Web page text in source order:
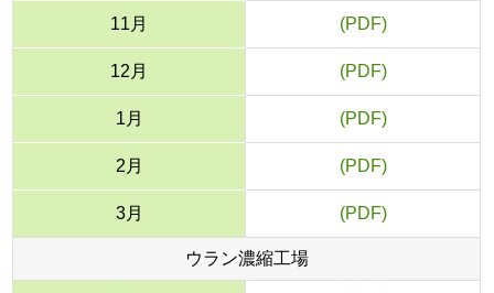
11月 ■
12月 ■
1月 ■
2月 ■
3月 ■
ウラン濃縮工場